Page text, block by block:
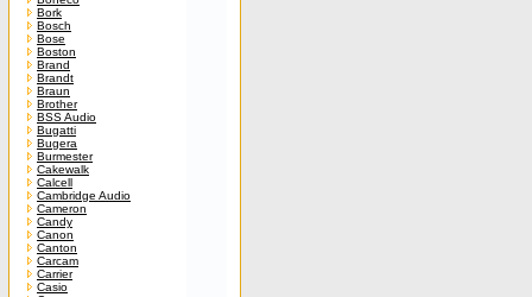
Bork
Bosch
Bose
Boston
Brand
Brandt
Braun
Brother
BSS Audio
Bugatti
Bugera
Burmester
Cakewalk
Calcell
Cambridge Audio
Cameron
Candy
Canon
Canton
Carcam
Carrier
Casio